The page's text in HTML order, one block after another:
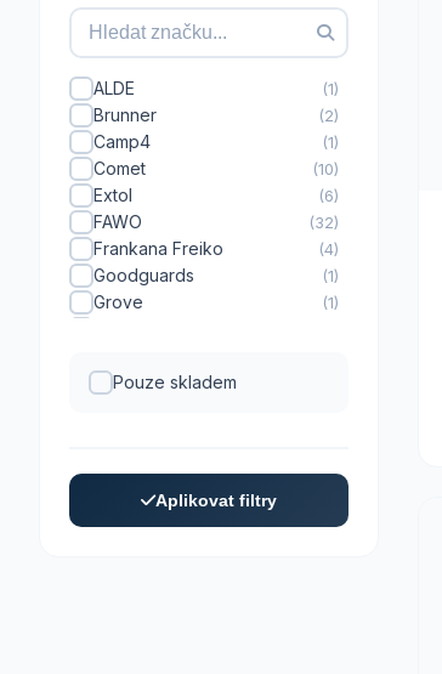
ALDE (1)
Brunner (2)
Camp4 (1)
Comet (10)
Extol (6)
FAWO (32)
Frankana Freiko (4)
Goodguards (1)
Grove (1)
Menbaa
Pouze skladem
Aplikovat filtry